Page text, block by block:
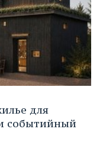
для
событийный